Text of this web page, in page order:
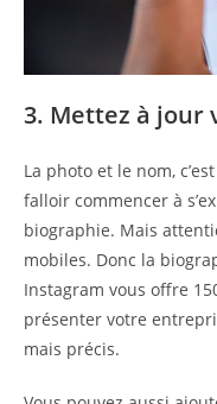
3. Mettez à jour
La photo et le nom,
falloir commencer à
biographie. Mais
mobiles. Donc la
Instagram vous offre
présenter votre
mais précis.